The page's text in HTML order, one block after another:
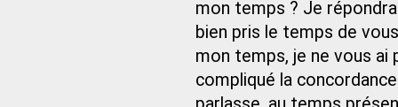
mon temps ? Je
bien pris le temps de
mon temps, je ne vous ai
compliqué la